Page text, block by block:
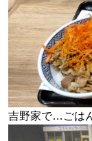
吉野家で…ごは